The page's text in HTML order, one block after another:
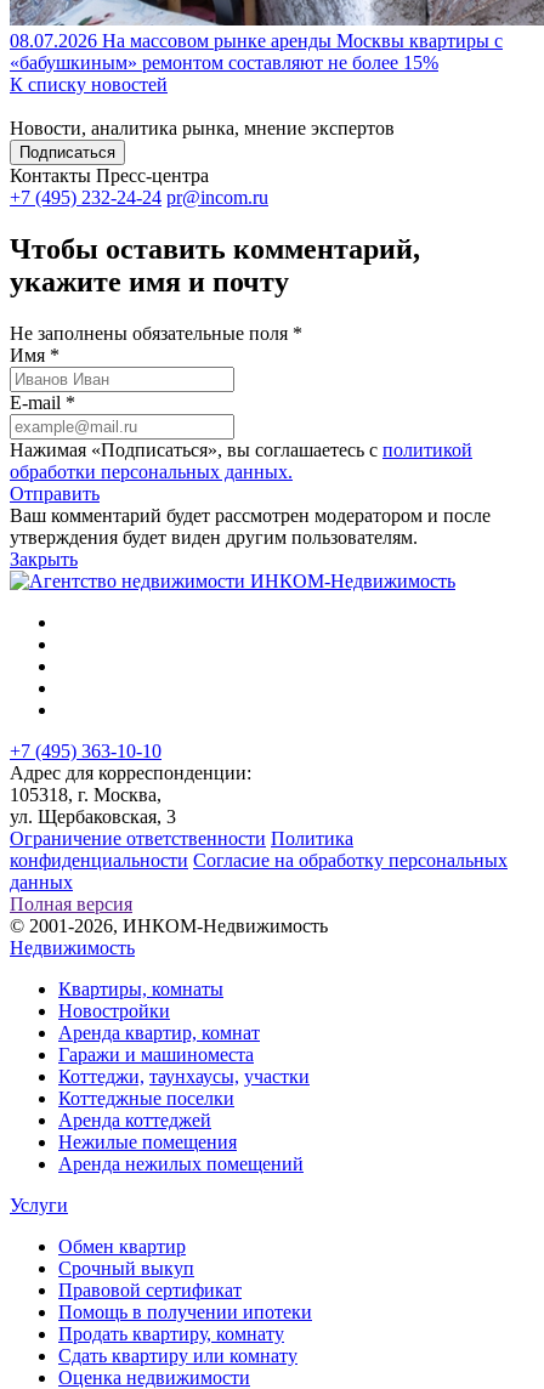
08.07.2026 На массовом рынке аренды Москвы квартиры с
«бабушкиным» ремонтом составляют не более 15%
К списку новостей
Новости, аналитика рынка, мнение экспертов
Подписаться
Контакты Пресс-центра
+7 (495) 232-24-24 pr@incom.ru
Чтобы оставить комментарий,
укажите имя и почту
Не заполнены обязательные поля *
Имя *
E-mail *
Нажимая «Подписаться», вы соглашаетесь с политикой
обработки персональных данных.
Отправить
Ваш комментарий будет рассмотрен модератором и после
утверждения будет виден другим пользователям.
Закрыть
+7 (495) 363-10-10
Адрес для корреспонденции:
105318, г. Москва,
ул. Щербаковская, 3
Ограничение ответственности Политика
конфиденциальности Согласие на обработку персональных
данных
Полная версия
© 2001-2026, ИНКОМ-Недвижимость
Недвижимость
Квартиры, комнаты
Новостройки
Аренда квартир, комнат
Гаражи и машиноместа
Коттеджи, таунхаусы, участки
Коттеджные поселки
Аренда коттеджей
Нежилые помещения
Аренда нежилых помещений
Услуги
Обмен квартир
Срочный выкуп
Правовой сертификат
Помощь в получении ипотеки
Продать квартиру, комнату
Сдать квартиру или комнату
Оценка недвижимости